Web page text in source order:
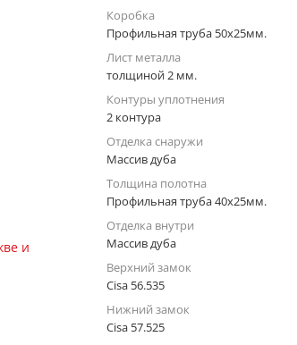
Коробка
Профильная труба 50х25мм.
Лист металла
толщиной 2 мм.
Контуры уплотнения
2 контура
Отделка снаружи
Массив дуба
Толщина полотна
Профильная труба 40х25мм.
Отделка внутри
Массив дуба
Верхний замок
Cisa 56.535
Нижний замок
Cisa 57.525